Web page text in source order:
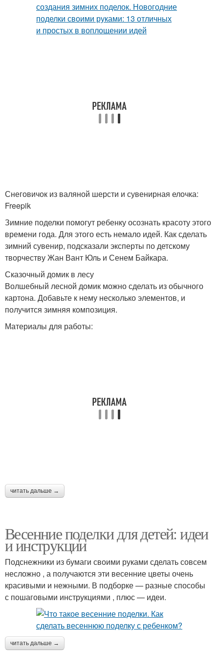
Весенние поделки Поделки в детский сад
Поделки из пластилина
Поделки для детского
сада
Красивые поделки Поделки на осень
Поделка в развитии
Поделка в детский сад
Простые поделки Идеи в детский сад
Снеговичок из валяной шерсти и сувенирная елочка:
Freepik
Зимние поделки помогут ребенку осознать красоту этого
времени года. Для этого есть немало идей. Как сделать
зимний сувенир, подсказали эксперты по детскому
творчеству Жан Вант Юль и Сенем Байкара.
Сказочный домик в лесу
Волшебный лесной домик можно сделать из обычного
картона. Добавьте к нему несколько элементов, и
получится зимняя композиция.
Материалы для работы:
читать дальше →
Весенние поделки для детей: идеи
и инструкции
Подснежники из бумаги своими руками сделать совсем
несложно , а получаются эти весенние цветы очень
красивыми и нежными. В подборке — разные способы
с пошаговыми инструкциями , плюс — идеи.
читать дальше →